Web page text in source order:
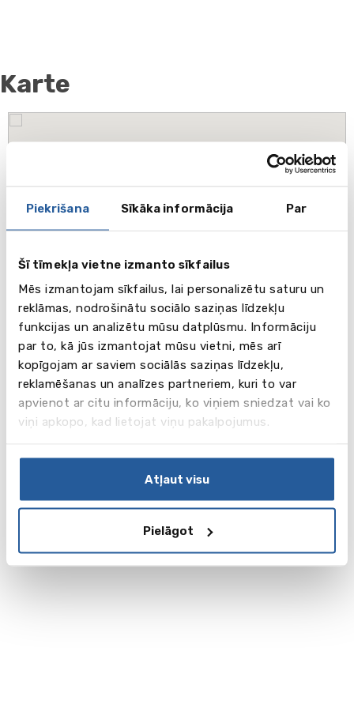
Piekrišana Sīkāka informācija Par
Šī tīmekļa vietne izmanto sīkfailus
Mēs izmantojam sīkfailus, lai personalizētu saturu un
reklāmas, nodrošinātu sociālo saziņas līdzekļu
funkcijas un analizētu mūsu datplūsmu. Informāciju
par to, kā jūs izmantojat mūsu vietni, mēs arī
kopīgojam ar saviem sociālās saziņas līdzekļu,
reklamēšanas un analīzes partneriem, kuri to var
apvienot ar citu informāciju, ko viņiem sniedzat vai ko
viņi apkopo, kad lietojat viņu pakalpojumus.
Atļaut visu
Pielāgot
Karte